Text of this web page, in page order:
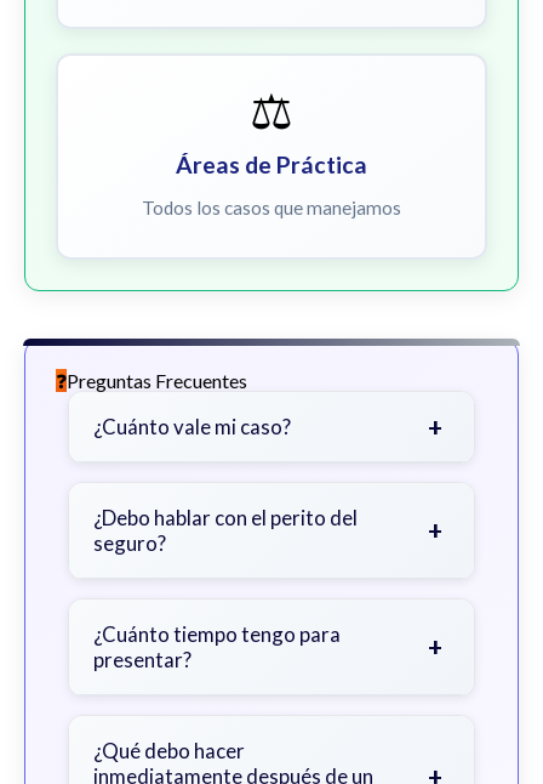
⚖️
Áreas de Práctica
Todos los casos que manejamos
Preguntas Frecuentes
¿Cuánto vale mi caso? +
gravedad de sus lesiones, facturas
médicas, tiempo fuera del trabajo y
¿Debo hablar con el perito del
seguro?
+
primero con un abogado para evitar
declaraciones que perjudiquen su
¿Cuánto tiempo tengo para
presentar?
+
con excepciones. Consulte para
¿Qué debo hacer
inmediatamente después de un
+